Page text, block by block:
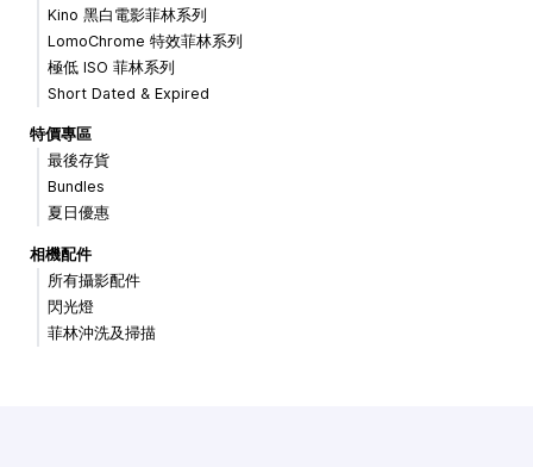
Kino 黑白電影菲林系列
LomoChrome 特效菲林系列
極低 ISO 菲林系列
Short Dated & Expired
特價專區
最後存貨
Bundles
夏日優惠
相機配件
所有攝影配件
閃光燈
菲林沖洗及掃描